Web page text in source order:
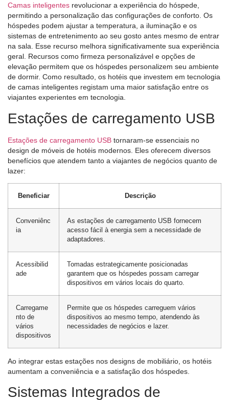
Camas inteligentes revolucionar a experiência do hóspede,
permitindo a personalização das configurações de conforto. Os
hóspedes podem ajustar a temperatura, a iluminação e os
sistemas de entretenimento ao seu gosto antes mesmo de entrar
na sala. Esse recurso melhora significativamente sua experiência
geral. Recursos como firmeza personalizável e opções de
elevação permitem que os hóspedes personalizem seu ambiente
de dormir. Como resultado, os hotéis que investem em tecnologia
de camas inteligentes registam uma maior satisfação entre os
viajantes experientes em tecnologia.
Estações de carregamento USB
Estações de carregamento USB tornaram-se essenciais no
design de móveis de hotéis modernos. Eles oferecem diversos
benefícios que atendem tanto a viajantes de negócios quanto de
lazer:
Beneficiar Descrição
Conveniênc
ia
As estações de carregamento USB fornecem
acesso fácil à energia sem a necessidade de
adaptadores.
Acessibilid
ade
Tomadas estrategicamente posicionadas
garantem que os hóspedes possam carregar
dispositivos em vários locais do quarto.
Carregame
nto de
vários
dispositivos
Permite que os hóspedes carreguem vários
dispositivos ao mesmo tempo, atendendo às
necessidades de negócios e lazer.
Ao integrar estas estações nos designs de mobiliário, os hotéis
aumentam a conveniência e a satisfação dos hóspedes.
Sistemas Integrados de